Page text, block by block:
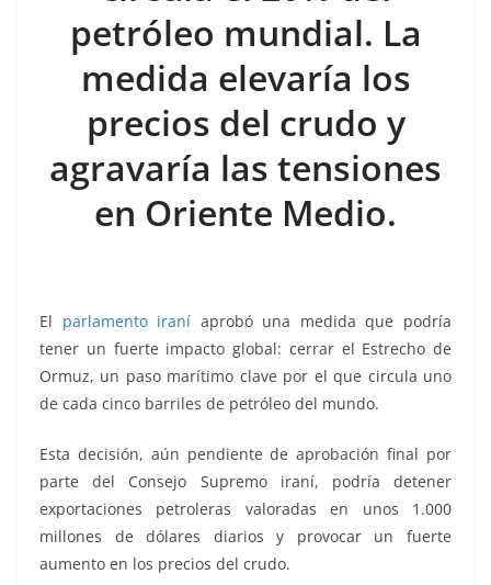
k
petróleo mundial. La
medida elevaría los
precios del crudo y
agravaría las tensiones
en Oriente Medio.
El parlamento iraní aprobó una medida que podría
tener un fuerte impacto global: cerrar el Estrecho de
Ormuz, un paso marítimo clave por el que circula uno
de cada cinco barriles de petróleo del mundo.
Esta decisión, aún pendiente de aprobación final por
parte del Consejo Supremo iraní, podría detener
exportaciones petroleras valoradas en unos 1.000
millones de dólares diarios y provocar un fuerte
aumento en los precios del crudo.